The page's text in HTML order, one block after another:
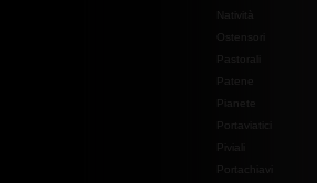
Natività
Ostensori
Pastorali
Patene
Pianete
Portaviatici
Piviali
Portachiavi